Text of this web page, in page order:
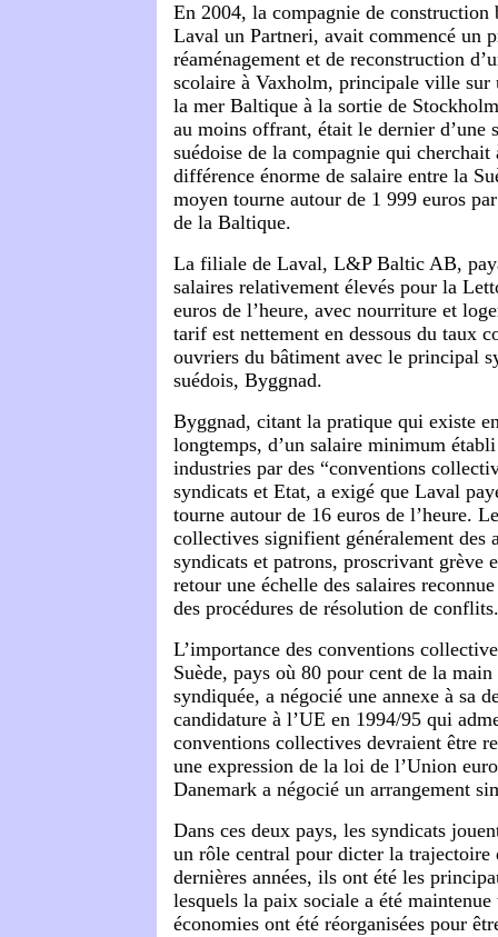
En 2004, la compagnie de construction
Laval un Partneri, avait commencé un
réaménagement et de reconstruction
scolaire à Vaxholm, principale ville sur
la mer Baltique à la sortie de
au moins offrant, était le dernier d’une
suédoise de la compagnie qui
différence énorme de salaire entre la
moyen tourne autour de 1 999 euros
de la Baltique.
La filiale de Laval, L&P Baltic AB,
salaires relativement élevés pour la
euros de l’heure, avec nourriture et
tarif est nettement en dessous du taux
ouvriers du bâtiment avec le principal
suédois, Byggnad.
Byggnad, citant la pratique qui existe
longtemps, d’un salaire minimum
industries par des “conventions
syndicats et Etat, a exigé que Laval
tourne autour de 16 euros de l’heure.
collectives signifient généralement des
syndicats et patrons, proscrivant grève
retour une échelle des salaires
des procédures de résolution de conflits.
L’importance des conventions
Suède, pays où 80 pour cent de la main
syndiquée, a négocié une annexe à sa
candidature à l’UE en 1994/95 qui
conventions collectives devraient être
une expression de la loi de l’Union
Danemark a négocié un arrangement
Dans ces deux pays, les syndicats
un rôle central pour dicter la trajectoire
dernières années, ils ont été les
lesquels la paix sociale a été
économies ont été réorganisées pour